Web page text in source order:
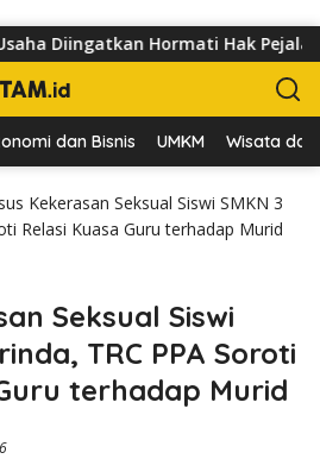
Hormati Hak Pejalan Kaki
dan Bisnis UMKM Wisata dan
Kekerasan Seksual Siswi SMKN 3
Relasi Kuasa Guru terhadap Murid
Seksual Siswi
TRC PPA Soroti
terhadap Murid